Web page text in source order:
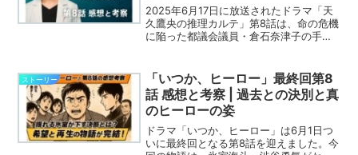
2025年6月17日に放送されたドラマ「天
久鷹央の推理カルテ」第8話は、命の危機
に陥った都議会議員・倉石奈津子の手術
たかに見えた倉石が再び容体を急変さ
せ、さらには病院か...
ストーリー
「いつか、ヒーロー」最終回第8
話 感想と考察 | 過去との決別と真
のヒーローの姿
ドラマ「いつか、ヒーロー」は6月1日つ
いに最終回となる第8話を迎えました。今